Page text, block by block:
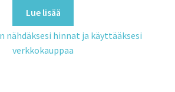
Lue lisää
nähdäksesi hinnat ja käyttääksesi
verkkokauppaa